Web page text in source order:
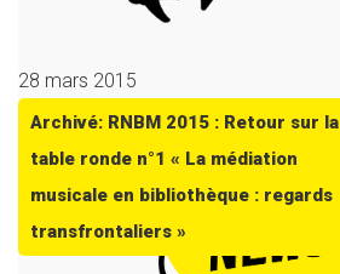
28 mars 2015
Archivé: RNBM 2015 : Retour sur la
table ronde n°1 « La médiation
musicale en bibliothèque : regards
transfrontaliers »